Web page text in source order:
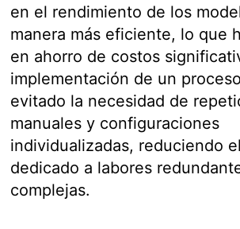
en el rendimiento de los
manera más eficiente, lo que
en ahorro de costos
implementación de un
evitado la necesidad de
manuales y configuraciones
individualizadas, reduciendo
dedicado a labores
complejas.